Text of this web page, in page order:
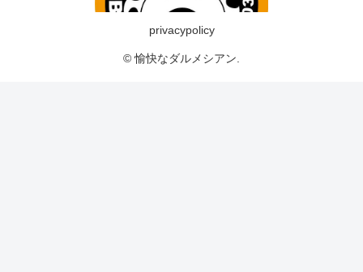
privacypolicy
© 愉快なダルメシアン.